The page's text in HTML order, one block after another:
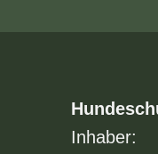
Inhaber: